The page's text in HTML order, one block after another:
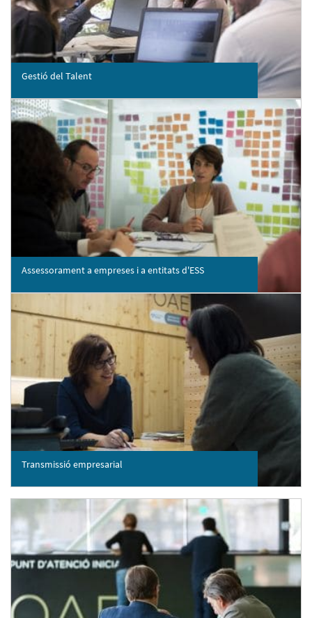
Gestió del Talent
Assessorament a empreses i a entitats d'ESS
Transmissió empresarial